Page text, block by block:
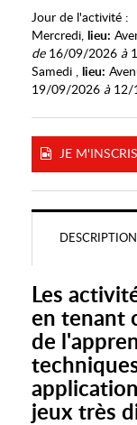
Jour de l'activité :
Mercredi,
lieu:
de16/09/2026 à
Samedi ,
lieu:
19/09/2026 à12/
JE M'INSCRIS
DESCRIPTION
Les
en tenant
de
jeux très